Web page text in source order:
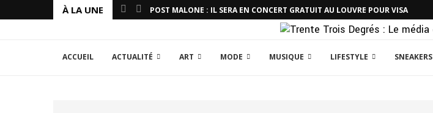
À LA UNE POST MALONE : IL SERA EN CONCERT GRATUIT AU LOUVRE POUR VISA
ACCUEIL ACTUALITÉ ART MODE MUSIQUE LIFESTYLE SNEAKERS